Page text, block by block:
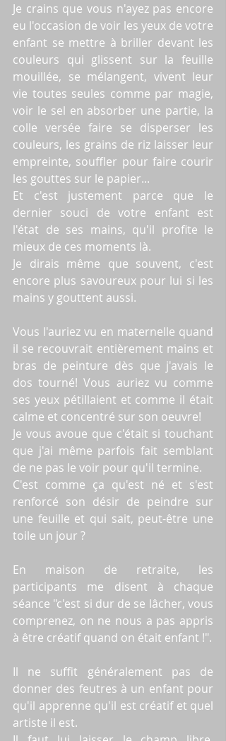
Je crains que vous n'ayez pas encore
eu l'occasion de voir les yeux de votre
enfant se mettre à briller devant les
couleurs qui glissent sur la feuille
mouillée, se mélangent, vivent leur
vie toutes seules comme par magie,
voir le sel en absorber une partie, la
colle versée faire se disperser les
couleurs, les grains de riz laisser leur
empreinte, souffler pour faire courir
les gouttes sur le papier...
Et c'est justement parce que le
dernier souci de votre enfant est
l'état de ses mains, qu'il profite le
mieux de ces moments là.
Je dirais même que souvent, c'est
encore plus savoureux pour lui si les
mains y gouttent aussi.
Vous l'auriez vu en maternelle quand
il se recouvrait entièrement mains et
bras de peinture dès que j'avais le
dos tourné! Vous auriez vu comme
ses yeux pétillaient et comme il était
calme et concentré sur son oeuvre!
Je vous avoue que c'était si touchant
que j'ai même parfois fait semblant
de ne pas le voir pour qu'il termine.
C'est comme ça qu'est né et s'est
renforcé son désir de peindre sur
une feuille et qui sait, peut-être une
toile un jour ?
En maison de retraite, les
participants me disent à chaque
séance "c'est si dur de se lâcher, vous
comprenez, on ne nous a pas appris
à être créatif quand on était enfant !".
Il ne suffit généralement pas de
donner des feutres à un enfant pour
qu'il apprenne qu'il est créatif et quel
artiste il est.